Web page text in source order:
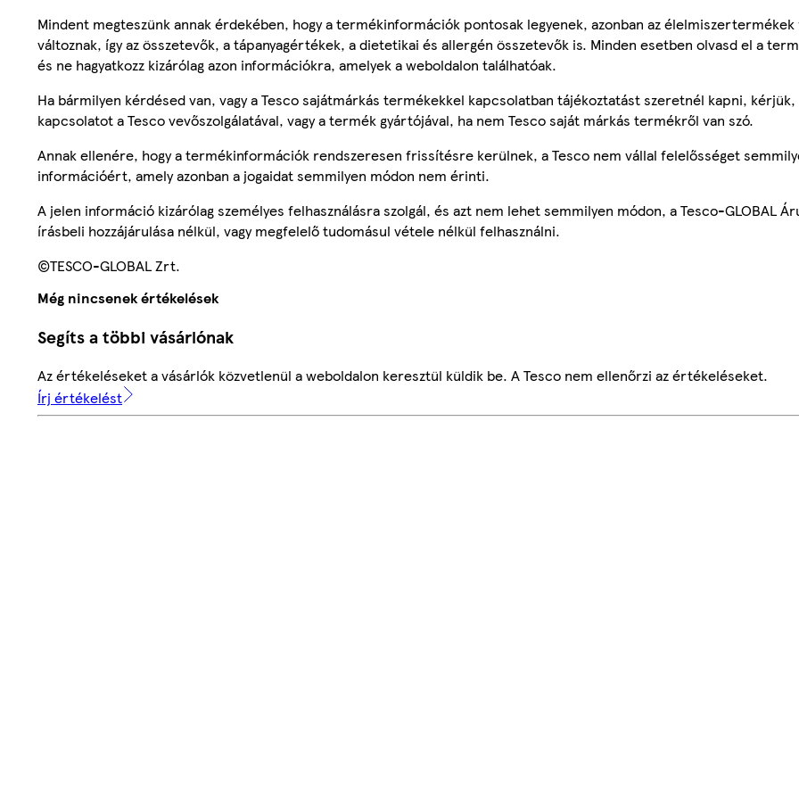
Mindent megteszünk annak érdekében, hogy a termékinformációk pontosak legyenek, azonban az élelmiszertermékek
változnak, így az összetevők, a tápanyagértékek, a dietetikai és allergén összetevők is. Minden esetben olvasd el a
és ne hagyatkozz kizárólag azon információkra, amelyek a weboldalon találhatóak.
Ha bármilyen kérdésed van, vagy a Tesco sajátmárkás termékekkel kapcsolatban tájékoztatást szeretnél kapni, kérjük,
kapcsolatot a Tesco vevőszolgálatával, vagy a termék gyártójával, ha nem Tesco saját márkás termékről van szó.
Annak ellenére, hogy a termékinformációk rendszeresen frissítésre kerülnek, a Tesco nem vállal felelősséget
információért, amely azonban a jogaidat semmilyen módon nem érinti.
A jelen információ kizárólag személyes felhasználásra szolgál, és azt nem lehet semmilyen módon, a Tesco-GLOBAL
írásbeli hozzájárulása nélkül, vagy megfelelő tudomásul vétele nélkül felhasználni.
©TESCO-GLOBAL Zrt.
Még nincsenek értékelések
Segíts a többi vásárlónak
Az értékeléseket a vásárlók közvetlenül a weboldalon keresztül küldik be. A Tesco nem ellenőrzi az értékeléseket.
Írj értékelést